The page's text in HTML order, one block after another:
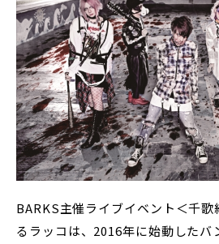
BARKS主催ライブイベント＜千
るラッコは、2016年に始動したバ